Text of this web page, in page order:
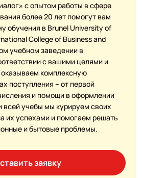
с опытом работы в сфере
более 20 лет помогут вам
обучения в Brunel University of
College of Business and
учебном заведении в
с вашими целями и
комплексную
поступления – от первой
и помощи в оформлении
всей учебы мы курируем своих
их успехами и помогаем решать
и бытовые проблемы.
заявку